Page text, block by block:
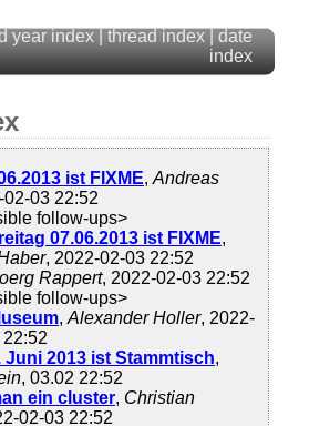
year index thread index
date
index
ist FIXME, Andreas
02-03 22:52
follow-ups>
07.06.2013 ist FIXME,
, 2022-02-03 22:52
Rappert, 2022-02-03 22:52
follow-ups>
, Alexander Holler, 2022-
Juni 2013 ist Stammtisch,
, 03.02 22:52
ein cluster, Christian
02-03 22:52